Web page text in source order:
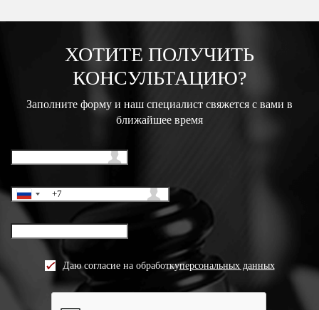
ХОТИТЕ ПОЛУЧИТЬ
КОНСУЛЬТАЦИЮ?
Заполните форму и наш специалист свяжется с вами в
ближайшее время
Даю согласие на обработкуперсональных данных